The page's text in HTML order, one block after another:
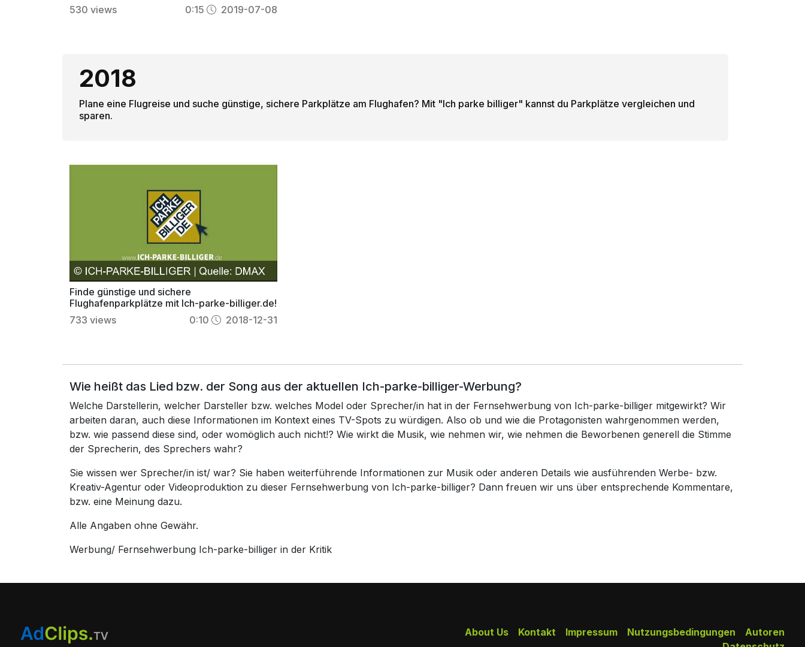
530 views 0:15 2019-07-08
2018
Plane eine Flugreise und suche günstige, sichere Parkplätze am Flughafen? Mit "Ich parke billiger" kannst du Parkplätze vergleichen und
sparen.
Finde günstige und sichere
Flughafenparkplätze mit Ich-parke-billiger.de!
733 views 0:10 2018-12-31
Wie heißt das Lied bzw. der Song aus der aktuellen Ich-parke-billiger-Werbung?
Welche Darstellerin, welcher Darsteller bzw. welches Model oder Sprecher/in hat in der Fernsehwerbung von Ich-parke-billiger mitgewirkt? Wir
arbeiten daran, auch diese Informationen im Kontext eines TV-Spots zu würdigen. Also ob und wie die Protagonisten wahrgenommen werden,
bzw. wie passend diese sind, oder womöglich auch nicht!? Wie wirkt die Musik, wie nehmen wir, wie nehmen die Beworbenen generell die Stimme
der Sprecherin, des Sprechers wahr?
Sie wissen wer Sprecher/in ist/ war? Sie haben weiterführende Informationen zur Musik oder anderen Details wie ausführenden Werbe- bzw.
Kreativ-Agentur oder Videoproduktion zu dieser Fernsehwerbung von Ich-parke-billiger? Dann freuen wir uns über entsprechende Kommentare,
bzw. eine Meinung dazu.
Alle Angaben ohne Gewähr.
Werbung/ Fernsehwerbung Ich-parke-billiger in der Kritik
Autoren
Nutzungsbedingungen
Impressum
Kontakt
About Us